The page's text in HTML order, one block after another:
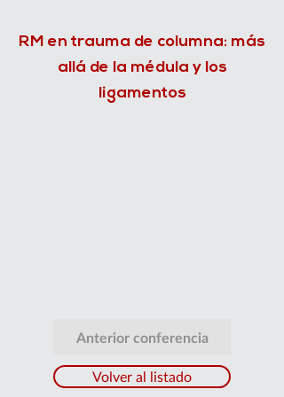
RM en trauma de columna: más
allá de la médula y los
ligamentos
Anterior conferencia
Volver al listado